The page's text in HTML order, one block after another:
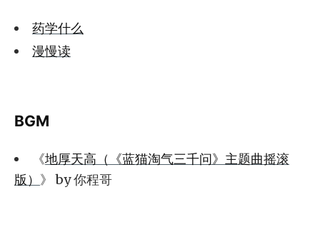
药学什么
漫慢读
BGM
《地厚天高（《蓝猫淘气三千问》主题曲摇滚
版） 》 by 你程哥